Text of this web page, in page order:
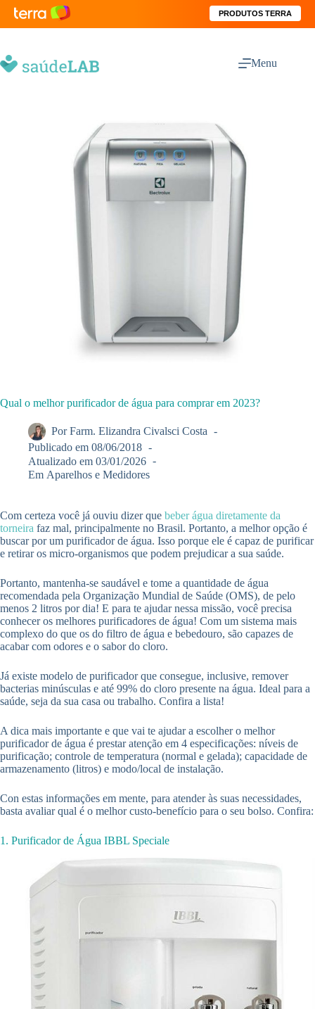
PRODUTOS TERRA
Menu
Qual o melhor purificador de água para comprar em 2023?
Por Farm. Elizandra Civalsci Costa
Publicado em 08/06/2018
Atualizado em 03/01/2026
Em Aparelhos e Medidores
Com certeza você já ouviu dizer que beber água diretamente da
torneira faz mal, principalmente no Brasil. Portanto, a melhor opção é
buscar por um purificador de água. Isso porque ele é capaz de purificar
e retirar os micro-organismos que podem prejudicar a sua saúde.
Portanto, mantenha-se saudável e tome a quantidade de água
recomendada pela Organização Mundial de Saúde (OMS), de pelo
menos 2 litros por dia! E para te ajudar nessa missão, você precisa
conhecer os melhores purificadores de água! Com um sistema mais
complexo do que os do filtro de água e bebedouro, são capazes de
acabar com odores e o sabor do cloro.
Já existe modelo de purificador que consegue, inclusive, remover
bacterias minúsculas e até 99% do cloro presente na água. Ideal para a
saúde, seja da sua casa ou trabalho. Confira a lista!
A dica mais importante e que vai te ajudar a escolher o melhor
purificador de água é prestar atenção em 4 especificações: níveis de
purificação; controle de temperatura (normal e gelada); capacidade de
armazenamento (litros) e modo/local de instalação.
Con estas informações em mente, para atender às suas necessidades,
basta avaliar qual é o melhor custo-benefício para o seu bolso. Confira:
1. Purificador de Água IBBL Speciale